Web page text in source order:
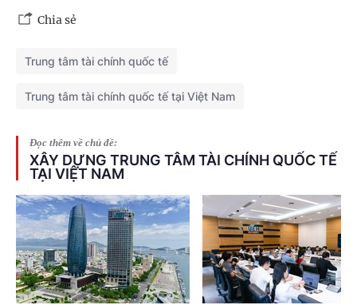
Chia sẻ
Trung tâm tài chính quốc tế
Trung tâm tài chính quốc tế tại Việt Nam
Đọc thêm về chủ đề:
XÂY DỰNG TRUNG TÂM TÀI CHÍNH QUỐC TẾ
TẠI VIỆT NAM